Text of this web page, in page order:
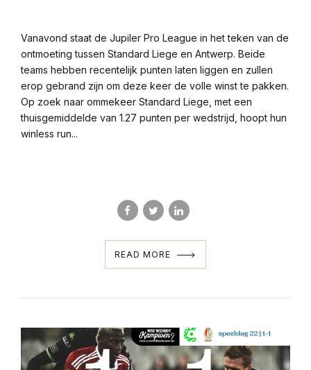
Vanavond staat de Jupiler Pro League in het teken van de
ontmoeting tussen Standard Liege en Antwerp. Beide
teams hebben recentelijk punten laten liggen en zullen
erop gebrand zijn om deze keer de volle winst te pakken.
Op zoek naar ommekeer Standard Liege, met een
thuisgemiddelde van 1.27 punten per wedstrijd, hoopt hun
winless run...
READ MORE